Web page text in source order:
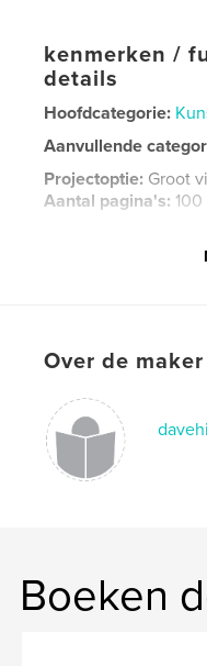
kenmerken /
details
Hoofdcategorie:
Aanvullende
Projectoptie: Groot
Aantal pagina's: 100
,
Over de maker
Boeken